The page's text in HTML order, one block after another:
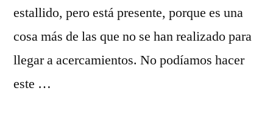
estallido, pero está presente, porque es una
cosa más de las que no se han realizado para
llegar a acercamientos. No podíamos hacer
este …